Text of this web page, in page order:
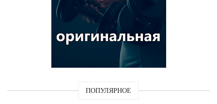
ПОПУЛЯРНОЕ